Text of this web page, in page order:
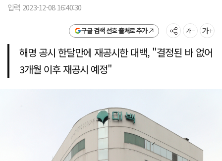
입력 2023-12-08 16:40:30
구글 검색 선호 출처로 추가
해명 공시 한달만에 재공시한 대백, "결정된 바 없어
3개월 이후 재공시 예정"